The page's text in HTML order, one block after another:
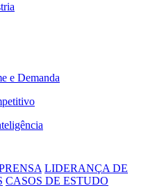
e Demanda
LIDERANÇA DE
CASOS DE ESTUDO